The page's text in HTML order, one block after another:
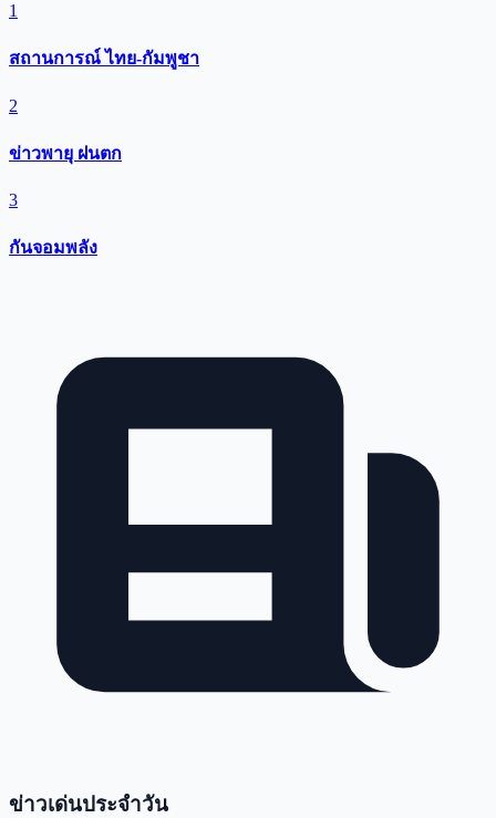
1
สถานการณ์ ไทย-กัมพูชา
2
ข่าวพายุ ฝนตก
3
กันจอมพลัง
ข่าวเด่นประจำวัน